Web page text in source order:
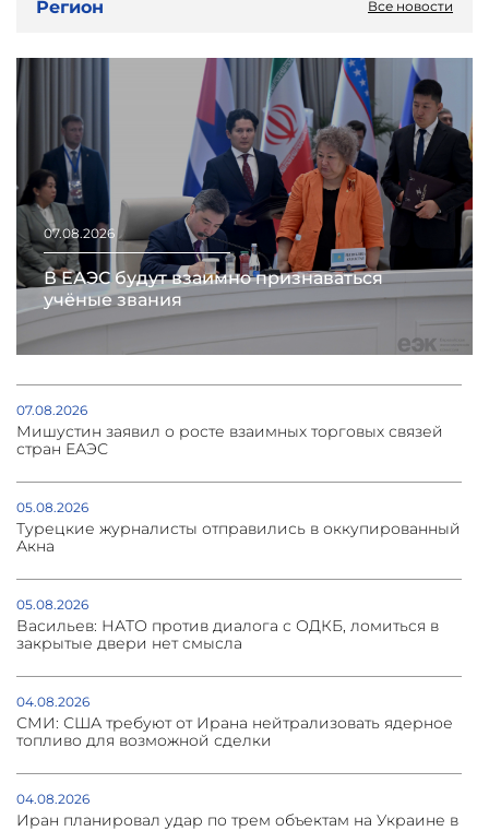
Регион Все новости
07.08.2026
В ЕАЭС будут взаимно признаваться
учёные звания
07.08.2026
Мишустин заявил о росте взаимных торговых связей
стран ЕАЭС
05.08.2026
Турецкие журналисты отправились в оккупированный
Акна
05.08.2026
Васильев: НАТО против диалога с ОДКБ, ломиться в
закрытые двери нет смысла
04.08.2026
СМИ: США требуют от Ирана нейтрализовать ядерное
топливо для возможной сделки
04.08.2026
Иран планировал удар по трем объектам на Украине в